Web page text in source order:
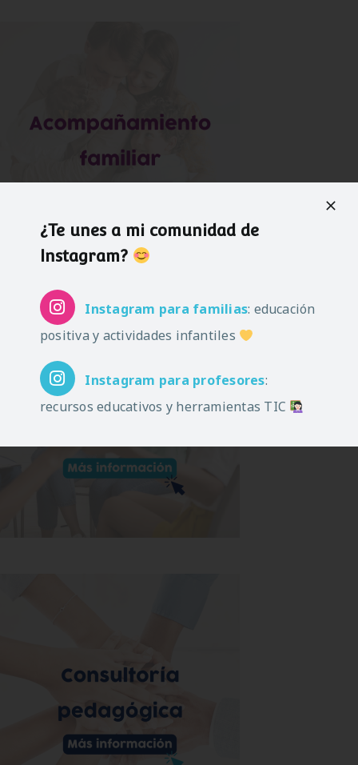
¿Te unes a mi comunidad de
Instagram?
Instagram para familias: educación
positiva y actividades infantiles
Instagram para profesores:
recursos educativos y herramientas TIC